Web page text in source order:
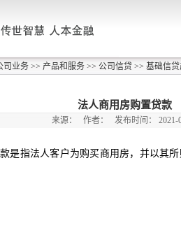
司业务 >> 产品和服务 >> 公司信贷 >> 基础信贷
法人商用房购置贷款
来源： 作者： 发布时间： 2021-